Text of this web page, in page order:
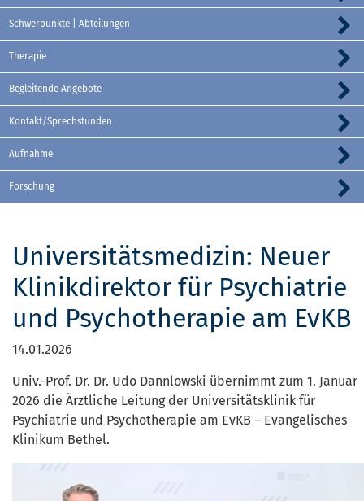
Schwerpunkte | Abteilungen
Therapie
Begleitende Angebote
Kontakt/Sprechstunden
Aufnahme
Forschung
Universitätsmedizin: Neuer
Klinikdirektor für Psychiatrie
und Psychotherapie am EvKB
14.01.2026
Univ.-Prof. Dr. Dr. Udo Dannlowski übernimmt zum 1. Januar
2026 die Ärztliche Leitung der Universitätsklinik für
Psychiatrie und Psychotherapie am EvKB – Evangelisches
Klinikum Bethel.